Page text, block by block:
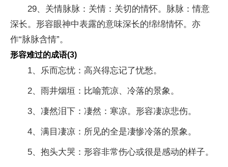
29、关情脉脉：关情：关切的情怀。脉脉：情意
深长。形容眼神中表露的意味深长的绵绵情怀。亦
作“脉脉含情”。
形容难过的成语(3)
1、乐而忘忧：高兴得忘记了忧愁。
2、雨井烟垣：比喻荒凉、冷落的景象。
3、凄然泪下：凄然：寒凉。形容凄凉悲伤。
4、满目凄凉：所见的全是凄惨冷落的景象。
5、抱头大哭：形容非常伤心或很是感动的样子。